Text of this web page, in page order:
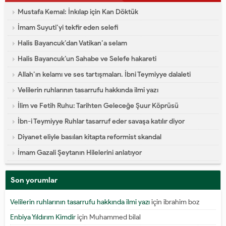
Mustafa Kemal: İnkılap için Kan Döktük
İmam Suyuti’yi tekfir eden selefi
Halis Bayancuk’dan Vatikan’a selam
Halis Bayancuk’un Sahabe ve Selefe hakareti
Allah’ın kelamı ve ses tartışmaları. İbni Teymiyye dalaleti
Velilerin ruhlarının tasarrufu hakkında ilmi yazı
İlim ve Fetih Ruhu: Tarihten Geleceğe Şuur Köprüsü
İbn-i Teymiyye Ruhlar tasarruf eder savaşa katılır diyor
Diyanet eliyle basılan kitapta reformist skandal
İmam Gazali Şeytanın Hilelerini anlatıyor
Son yorumlar
Velilerin ruhlarının tasarrufu hakkında ilmi yazıiçin ibrahim boz
Enbiya Yıldırım Kimdiriçin Muhammed bilal